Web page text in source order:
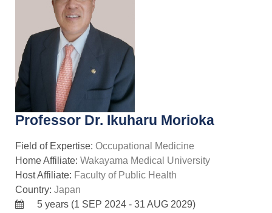
Professor Dr. Ikuharu Morioka
Field of Expertise: Occupational Medicine
Home Affiliate: Wakayama Medical University
Host Affiliate: Faculty of Public Health
Country: Japan
5 years (1 SEP 2024 - 31 AUG 2029)